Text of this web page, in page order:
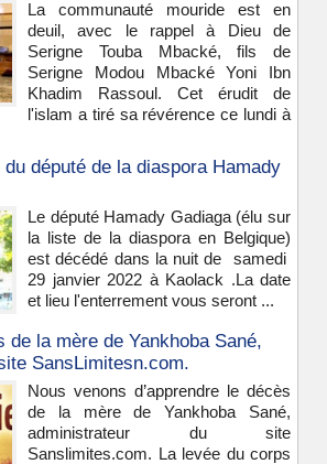
La communauté mouride est en
deuil, avec le rappel à Dieu de
Serigne Touba Mbacké, fils de
Serigne Modou Mbacké Yoni Ibn
Khadim Rassoul. Cet érudit de
l'islam a tiré sa révérence ce lundi à
député de la diaspora Hamady
Le député Hamady Gadiaga (élu sur
la liste de la diaspora en Belgique)
est décédé dans la nuit de samedi
29 janvier 2022 à Kaolack .La date
et lieu l'enterrement vous seront ...
de la mère de Yankhoba Sané,
SansLimitesn.com.
Nous venons d’apprendre le décès
de la mère de Yankhoba Sané,
administrateur du site
Sanslimites.com. La levée du corps